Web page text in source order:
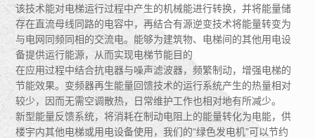
该技术能对电梯运行过程中产生的机械能进行转换，并将能量储
存在直流母线同路的电容中，再结合有源逆变技术将能量转变为
与电网同频同相的交流电。能够为建筑物、电梯间的其他用电设
备提供运行能源，从而实现电梯节能目的
在应用过程中结合抗电器与噪声滤波器，频繁制动，增强电梯的
节能效果。变频器再生能量回馈技术的运行系统产生的热量相对
较少，因而无需空调散热，日常维护工作也相对地有所减少。
新型能量反馈系统，将消耗在制动电阻上的能量转化为电能，供
楼宇内其他电梯或用电设备使用，我们的“绿色发电机”可以节约